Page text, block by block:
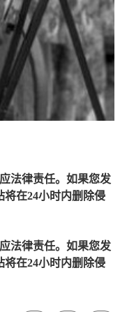
法律责任。如果您发
将在24小时内删除侵
法律责任。如果您发
将在24小时内删除侵